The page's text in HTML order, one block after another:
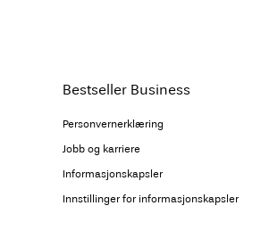
Bestseller Business
Personvernerklæring
Jobb og karriere
Informasjonskapsler
Innstillinger for informasjonskapsler